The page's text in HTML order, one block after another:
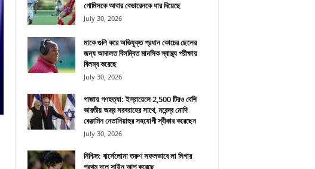
গোমিসকে আবার বেভারেনকে ধার দিয়েছে
July 30, 2026
মাকে গুলি করে অভিযুক্ত প্রধান কোচের ছেলের
জন্য আদালত বিলম্বিত মানসিক স্বাস্থ্য পরীক্ষায়
বিলম্ব করেছে
July 30, 2026
গাজায় গণহত্যা: ইস্রায়েলে 2,500 টিরও বেশি
ভারতীয় অস্ত্র সরবরাহের সাথে, নরেন্দ্র মোদি
বেঞ্জামিন নেতানিয়াহুর সহযোগী স্বীকার করেছেন
July 30, 2026
নিশ্চিত: বার্সেলোনা তরুণ সফলভাবে লা লিগার
প্রথম দলে সাইন আপ করেছে